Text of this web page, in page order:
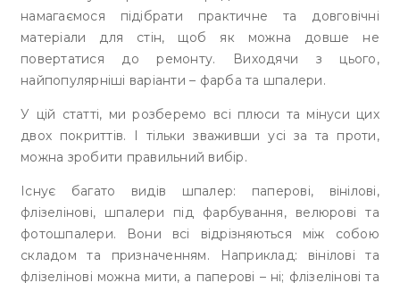
намагаємося підібрати практичне та довговічні
матеріали для стін, щоб як можна довше не
повертатися до ремонту. Виходячи з цього,
найпопулярніші варіанти – фарба та шпалери.
У цій статті, ми розберемо всі плюси та мінуси цих
двох покриттів. І тільки зваживши усі за та проти,
можна зробити правильний вибір.
Існує багато видів шпалер: паперові, вінілові,
флізелінові, шпалери під фарбування, велюрові та
фотошпалери. Вони всі відрізняються між собою
складом та призначенням. Наприклад: вінілові та
флізелінові можна мити, а паперові – ні; флізелінові та